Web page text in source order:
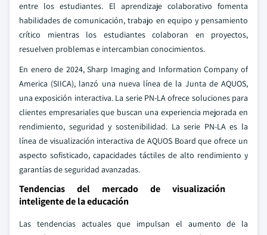
entre los estudiantes. El aprendizaje colaborativo fomenta
habilidades de comunicación, trabajo en equipo y pensamiento
crítico mientras los estudiantes colaboran en proyectos,
resuelven problemas e intercambian conocimientos.
En enero de 2024, Sharp Imaging and Information Company of
America (SIICA), lanzó una nueva línea de la Junta de AQUOS,
una exposición interactiva. La serie PN-LA ofrece soluciones para
clientes empresariales que buscan una experiencia mejorada en
rendimiento, seguridad y sostenibilidad. La serie PN-LA es la
línea de visualización interactiva de AQUOS Board que ofrece un
aspecto sofisticado, capacidades táctiles de alto rendimiento y
garantías de seguridad avanzadas.
Tendencias del mercado de visualización
inteligente de la educación
Las tendencias actuales que impulsan el aumento de la